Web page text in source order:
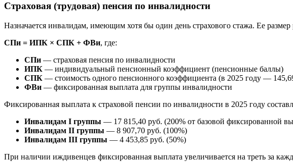
Страховая (трудовая) пенсия по инвалидности
Назначается инвалидам, имеющим хотя бы один день страхового стажа. Ее размер
СПи = ИПК × СПК + ФВи, где:
СПи — страховая пенсия по инвалидности
ИПК — индивидуальный пенсионный коэффициент (пенсионные баллы)
СПК — стоимость одного пенсионного коэффициента (в 2025 году —
ФВи — фиксированная выплата для группы инвалидности
Фиксированная выплата к страховой пенсии по инвалидности в 2025 году
Инвалидам I группы — 17 815,40 руб. (200% от базовой фиксированной
Инвалидам II группы — 8 907,70 руб. (100%)
Инвалидам III группы — 4 453,85 руб. (50%)
При наличии иждивенцев фиксированная выплата увеличивается на треть за